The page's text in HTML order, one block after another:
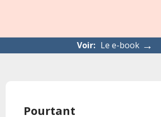
Voir: Le e-book →
Pourtant